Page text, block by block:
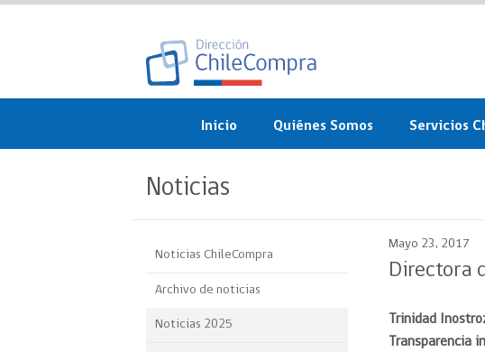
Inicio Quiénes Somos
objetivos
Organigrama
Participación Ciudadana
Servicios
ChileCompra
Eficiencia
Gratis y en
Noticias
Noticias ChileCompra
Archivo de noticias
Noticias 2025
Mayo 23, 2017
Directora
Trinidad
Transparencia